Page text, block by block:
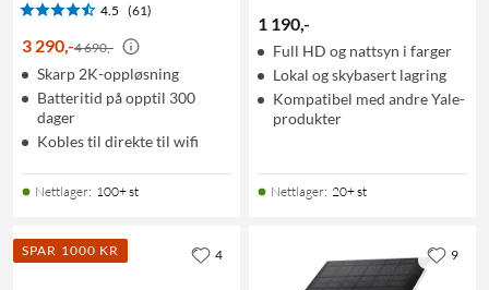
4.5 (61)
3 290,-4 690,-
Skarp 2K-oppløsning
Batteritid på opptil 300
dager
Kobles til direkte til wifi
Nettlager: 100+ st
1 190,-
Full HD og nattsyn i farger
Lokal og skybasert lagring
Kompatibel med andre Yale-
produkter
Nettlager: 20+ st
SPAR 1000 KR 4 9